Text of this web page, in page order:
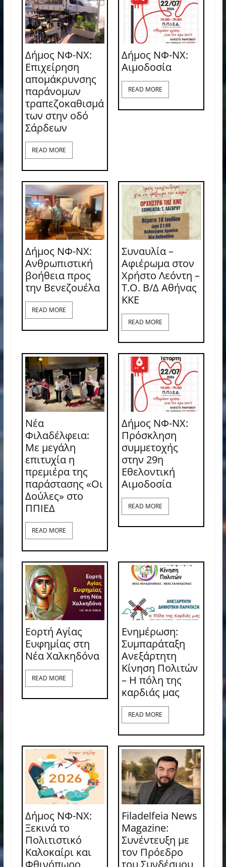
Δήμος ΝΦ-ΝΧ:
Επιχείρηση
απομάκρυνσης
παράνομων
τραπεζοκαθισμά
των στην οδό
Σάρδεων
READ MORE
Δήμος ΝΦ-ΝΧ:
Aιμοδοσία
READ MORE
Δήμος ΝΦ-ΝΧ:
Ανθρωπιστική
βοήθεια προς
την Βενεζουέλα
READ MORE
Συναυλία –
Αφιέρωμα στον
Χρήστο Λεόντη –
Τ.Ο. Β/Δ Αθήνας
ΚΚΕ
READ MORE
Νέα
Φιλαδέλφεια:
Με μεγάλη
επιτυχία η
πρεμιέρα της
παράστασης «Οι
Δούλες» στο
ΠΠΙΕΔ
READ MORE
Δήμος ΝΦ-ΝΧ:
Πρόσκληση
συμμετοχής
στην 29η
Εθελοντική
Αιμοδοσία
READ MORE
Εορτή Αγίας
Ευφημίας στη
Νέα Χαλκηδόνα
READ MORE
Ενημέρωση:
Συμπαράταξη
Ανεξάρτητη
Κίνηση Πολιτών
– Η πόλη της
καρδιάς μας
READ MORE
Δήμος ΝΦ-ΝΧ:
Ξεκινά το
Πολιτιστικό
Καλοκαίρι και
Filadelfeia News
Magazine:
Συνέντευξη με
τον Πρόεδρο